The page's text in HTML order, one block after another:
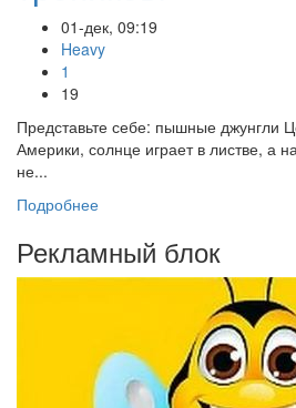
01-дек, 09:19
Heavy
1
19
Представьте себе: пышные джунгли
Америки, солнце играет в листве, а
не...
Подробнее
Рекламный блок